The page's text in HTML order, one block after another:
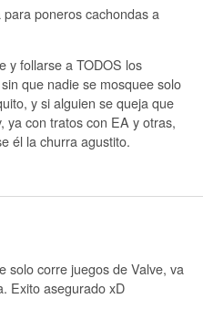
poneros cachondas a
y follarse a TODOS los
que nadie se mosquee solo
y si alguien se queja que
ya con tratos con EA y otras,
él la churra agustito.
solo corre juegos de Valve, va
Exito asegurado xD